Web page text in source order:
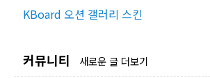
KBoard 오션 갤러리 스킨
커뮤니티 새로운 글 더보기